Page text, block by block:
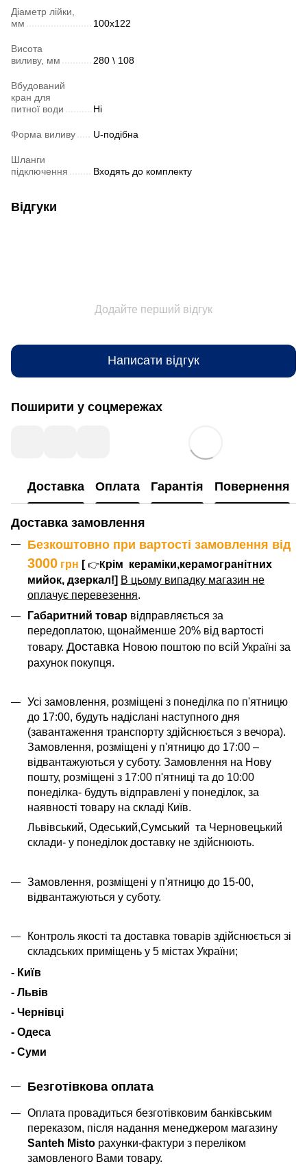
Діаметр лійки,
мм
100х122
Висота
виливу, мм
280 \ 108
Вбудований
кран для
питної води
Ні
Форма виливу U-подібна
Шланги
підключення
Входять до комплекту
Відгуки
Додайте перший відгук
Написати відгук
Поширити у соцмережах
Доставка Оплата Гарантія Повернення
Доставка замовлення
Безкоштовно при вартості замовлення від
3000 грн [ 👉Крім кераміки,керамогранітних
мийок, дзеркал!] В цьому випадку магазин не
оплачує перевезення.
Габаритний товар відправляється за
передоплатою, щонайменше 20% від вартості
товару. Доставка Новою поштою по всій Україні за
рахунок покупця.
Усі замовлення, розміщені з понеділка по п'ятницю
до 17:00, будуть надіслані наступного дня
(завантаження транспорту здійснюється з вечора).
Замовлення, розміщені у п'ятницю до 17:00 –
відвантажуються у суботу. Замовлення на Нову
пошту, розміщені з 17:00 п'ятниці та до 10:00
понеділка- будуть відправлені у понеділок, за
наявності товару на складі Київ.
Львівський, Одеський,Сумський та Черновецький
склади- у понеділок доставку не здійснюють.
Замовлення, розміщені у п'ятницю до 15-00,
відвантажуються у суботу.
Контроль якості та доставка товарів здійснюється зі
складських приміщень у 5 містах України;
- Київ
- Львів
- Чернівці
- Одеса
- Суми
Безготівкова оплата
Оплата провадиться безготівковим банківським
переказом, після надання менеджером магазину
Santeh Misto рахунки-фактури з переліком
замовленого Вами товару.